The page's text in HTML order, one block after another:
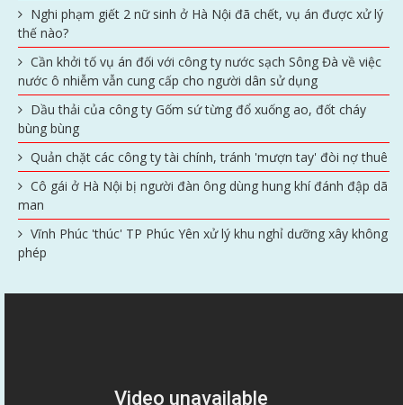
Nghi phạm giết 2 nữ sinh ở Hà Nội đã chết, vụ án được xử lý
thế nào?
Cần khởi tố vụ án đối với công ty nước sạch Sông Đà về việc
nước ô nhiễm vẫn cung cấp cho người dân sử dụng
Dầu thải của công ty Gốm sứ từng đổ xuống ao, đốt cháy
bùng bùng
Quản chặt các công ty tài chính, tránh 'mượn tay' đòi nợ thuê
Cô gái ở Hà Nội bị người đàn ông dùng hung khí đánh đập dã
man
Vĩnh Phúc 'thúc' TP Phúc Yên xử lý khu nghỉ dưỡng xây không
phép